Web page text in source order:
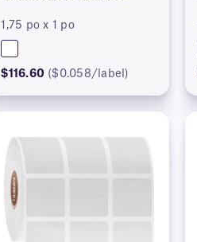
1,75 po x 1 po
$116.60 ($0.058/label)